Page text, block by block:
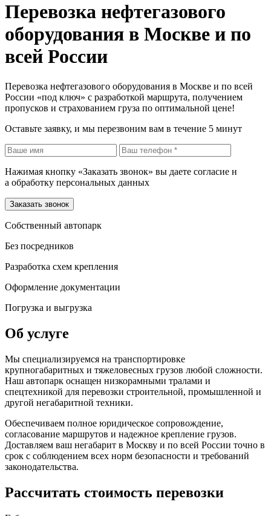
Перевозка нефтегазового
оборудования в Москве и по
всей России
Перевозка нефтегазового оборудования в Москве и по всей
России «под ключ» с разработкой маршрута, получением
пропусков и страхованием груза по оптимальной цене!
Оставьте заявку, и мы перезвоним вам в течение 5 минут
Нажимая кнопку «Заказать звонок» вы даете согласие н
а обработку персональных данных
Заказать звонок
Собственный автопарк
Без посредников
Разработка схем крепления
Оформление документации
Погрузка и выгрузка
Об услуге
Мы специализируемся на транспортировке
крупногабаритных и тяжеловесных грузов любой сложности.
Наш автопарк оснащен низкорамными тралами и
спецтехникой для перевозки строительной, промышленной и
другой негабаритной техники.
Обеспечиваем полное юридическое сопровождение,
согласование маршрутов и надежное крепление грузов.
Доставляем ваш негабарит в Москву и по всей России точно в
срок с соблюдением всех норм безопасности и требований
законодательства.
Рассчитать стоимость перевозки